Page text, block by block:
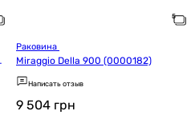
Miraggio Della 900 (0000182)
Написать отзыв
9 504 грн